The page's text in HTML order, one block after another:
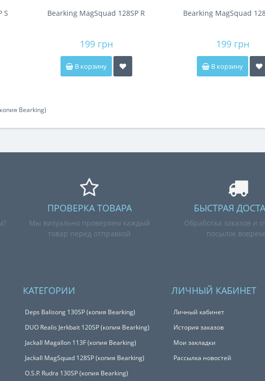
S Bearking MagSquad 128SP R
199 грн
В корзину
Bearking MagSquad
199 грн
В корзину
Bearking)
ПРОВЕРКА ТОВАРА
Мы визуально проверяем каждый
товар перед отправкой
БЫСТРАЯ
Обработка заказов и
посылок
КАТЕГОРИИ
Deps Balisong 130SP (копия Bearking)
DUO Realis Jerkbait 120SP (копия Bearking)
Jackall Magallon 113F (копия Bearking)
Jackall MagSquad 128SP (копия Bearking)
O.S.P. Rudra 130SP (копия Bearking)
ЛИЧНЫЙ КАБИНЕТ
Личный кабинет
История заказов
Мои закладки
Рассылка новостей